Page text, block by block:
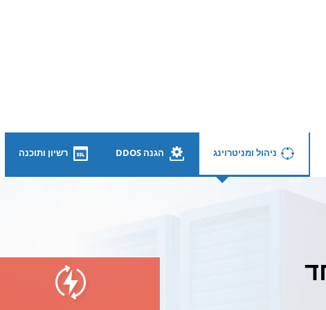
ניהול ומניטרוינג הגנה DDOS רשיון ותוכנה